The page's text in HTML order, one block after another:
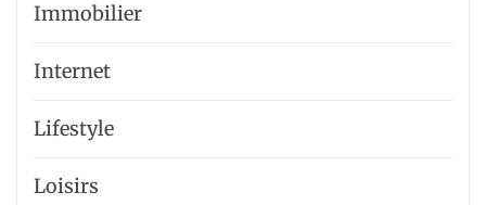
Immobilier
Internet
Lifestyle
Loisirs